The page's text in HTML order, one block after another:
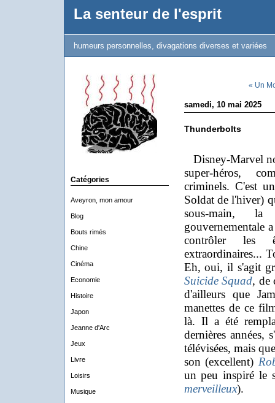
La senteur de l'esprit
humeurs personnelles, divagations diverses et variées
Catégories
Aveyron, mon amour
Blog
Bouts rimés
Chine
Cinéma
Economie
Histoire
Japon
Jeanne d'Arc
Jeux
Livre
Loisirs
Musique
« Un
samedi, 10 mai 2025
Thunderbolts
Disney-Marvel
super-héros,
criminels. C'est
Soldat de l'hiver)
sous-main, la
gouvernementale
contrôler les
extraordinaires...
Eh, oui, il s'agit
Suicide Squad, de
d'ailleurs que
manettes de ce
là. Il a été
dernières années,
télévisées, mais
son (excellent)
un peu inspiré le
merveilleux).